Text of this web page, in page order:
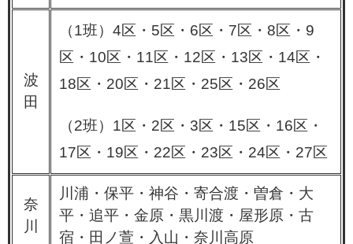
波
田
（1班）4区・5区・6区・7区・8区・9
区・10区・11区・12区・13区・14区・
18区・20区・21区・25区・26区
（2班）1区・2区・3区・15区・16区・
17区・19区・22区・23区・24区・27区
奈
川
川浦・保平・神谷・寄合渡・曽倉・大
平・追平・金原・黒川渡・屋形原・古
宿・田ノ萱・入山・奈川高原